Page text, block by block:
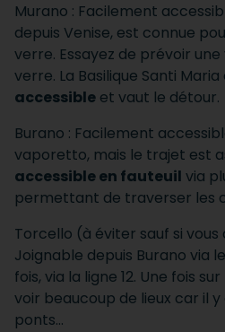
Murano : Facilement
depuis Venise, est connue
verre. Essayez de prévoir
verre. La Basilique Santi
accessible et vaut le détour.
Burano : Facilement
vaporetto, mais le trajet est
accessible en fauteuil via
permettant de traverser les
Torcello (à éviter sauf si
Joignable depuis Burano via
fois, via la ligne 12. Une fois
voir beaucoup de lieux car il
ponts...